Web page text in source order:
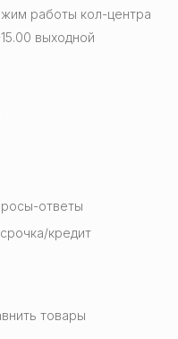
работы кол-центра
выходной
ответы
кредит
товары